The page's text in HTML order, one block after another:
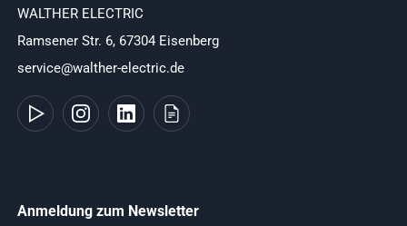
WALTHER ELECTRIC
Ramsener Str. 6, 67304 Eisenberg
service@walther-electric.de
Anmeldung zum Newsletter